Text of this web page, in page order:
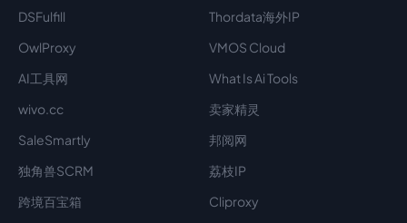
DSFulfill
Thordata海外IP
OwlProxy
VMOS Cloud
AI工具网
What Is Ai Tools
wivo.cc
卖家精灵
SaleSmartly
邦阅网
独角兽SCRM
荔枝IP
跨境百宝箱
Cliproxy